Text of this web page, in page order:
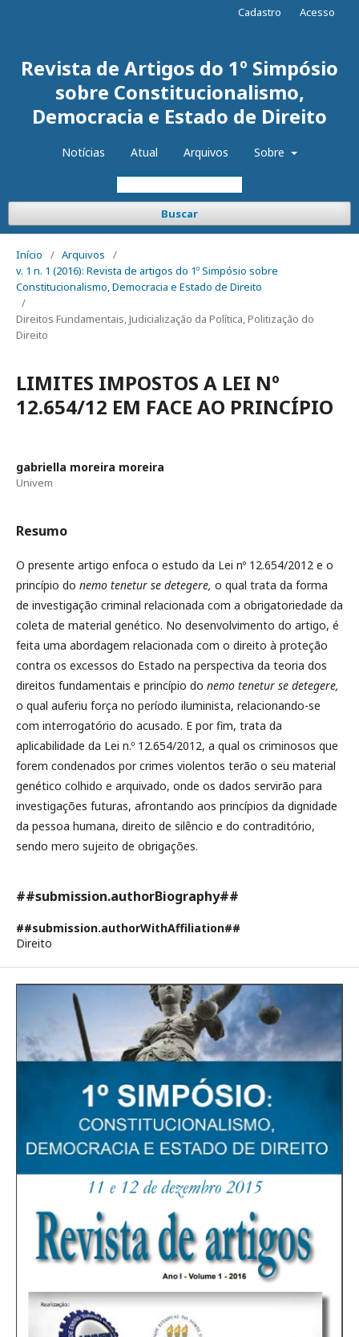
Revista de Artigos do 1º Simpósio
sobre Constitucionalismo,
Democracia e Estado de Direito
Notícias Atual Arquivos Sobre
Buscar
Cadastro Acesso
Início / Arquivos
/
v. 1 n. 1 (2016): Revista de artigos do 1º Simpósio sobre
Constitucionalismo, Democracia e Estado de Direito
/
Direitos Fundamentais, Judicialização da Política, Politização do
Direito
LIMITES IMPOSTOS A LEI Nº
12.654/12 EM FACE AO PRINCÍPIO
gabriella moreira moreira
Univem
Resumo
O presente artigo enfoca o estudo da Lei nº 12.654/2012 e o
princípio do nemo tenetur se detegere, o qual trata da forma
de investigação criminal relacionada com a obrigatoriedade da
coleta de material genético. No desenvolvimento do artigo, é
feita uma abordagem relacionada com o direito à proteção
contra os excessos do Estado na perspectiva da teoria dos
direitos fundamentais e princípio do nemo tenetur se detegere,
o qual auferiu força no período iluminista, relacionando-se
com interrogatório do acusado. E por fim, trata da
aplicabilidade da Lei n.º 12.654/2012, a qual os criminosos que
forem condenados por crimes violentos terão o seu material
genético colhido e arquivado, onde os dados servirão para
investigações futuras, afrontando aos princípios da dignidade
da pessoa humana, direito de silêncio e do contraditório,
sendo mero sujeito de obrigações.
##submission.authorBiography##
##submission.authorWithAffiliation##
Direito